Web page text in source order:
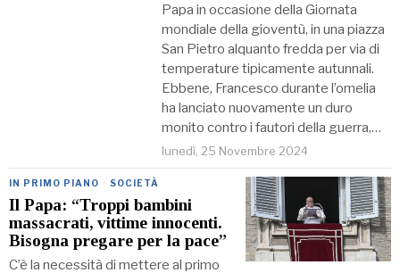
Papa in occasione della Giornata
mondiale della gioventù, in una piazza
San Pietro alquanto fredda per via di
temperature tipicamente autunnali.
Ebbene, Francesco durante l’omelia
ha lanciato nuovamente un duro
monito contro i fautori della guerra,…
lunedì, 25 Novembre 2024
IN PRIMO PIANO · SOCIETÀ
Il Papa: “Troppi bambini
massacrati, vittime innocenti.
Bisogna pregare per la pace”
C’è la necessità di mettere al primo